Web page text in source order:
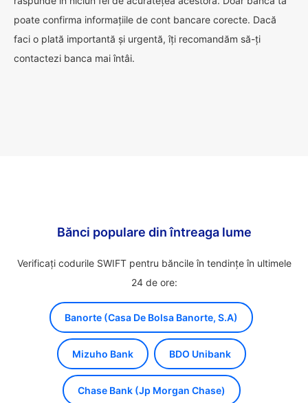
poate confirma informațiile de cont bancare corecte. Dacă
faci o plată importantă și urgentă, îți recomandăm să-ți
contactezi banca mai întâi.
Bănci populare din întreaga lume
Verificați codurile SWIFT pentru băncile în tendințe în ultimele
24 de ore:
Banorte (Casa De Bolsa Banorte, S.A)
Mizuho Bank BDO Unibank
Chase Bank (Jp Morgan Chase)